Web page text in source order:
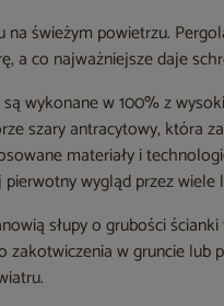
świeżym powietrzu.
a co najważniejsze daje
wykonane w 100% z
szary antracytowy, która
materiały i
wygląd przez wiele
słupy o grubości
zakotwiczenia w gruncie